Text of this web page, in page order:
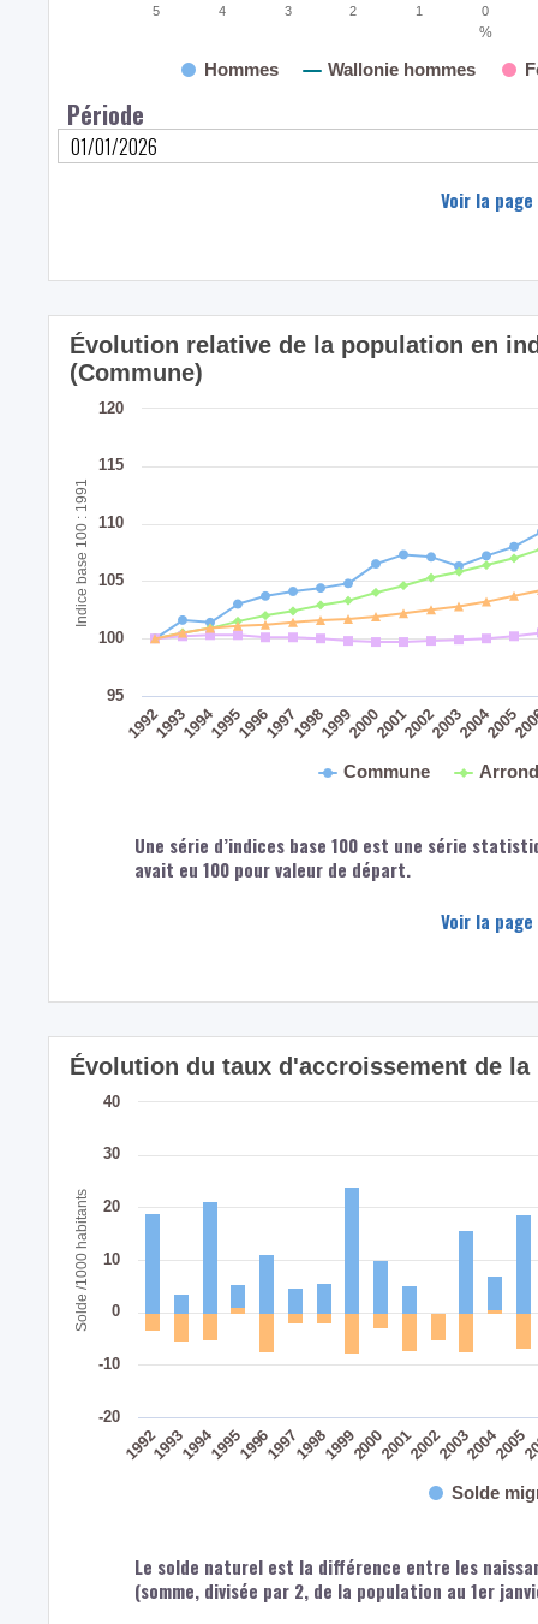
%
Hommes Wallonie hommes
5 4 3 2 1 0
Période
Voir la
Indice base 100 : 1991
Évolution relative de la population en
(Commune)
Commune
19921993199419951996199719981999200020012002200320042005
95
100
105
110
115
120
Une série d’indices base 100 est une série
avait eu 100 pour valeur de départ.
Voir la
Solde /1000 habitants
Évolution du taux d'accroissement de
19921993199419951996199719981999200020012002200320042005
-20
-10
0
10
20
30
40
Solde
Le solde naturel est la différence entre les
(somme, divisée par 2, de la population au 1er